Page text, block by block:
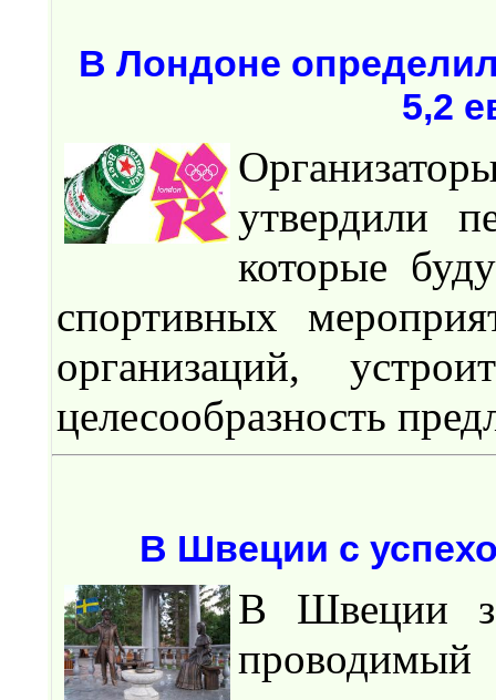
В Лондоне
5,2
утвердили
которые
спортивных
организаций,
целесообразность
В Швеции с
В Швеции
проводимый